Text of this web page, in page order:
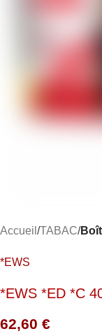
Accueil TABAC
*EWS
*EWS *ED *C
62,60 €